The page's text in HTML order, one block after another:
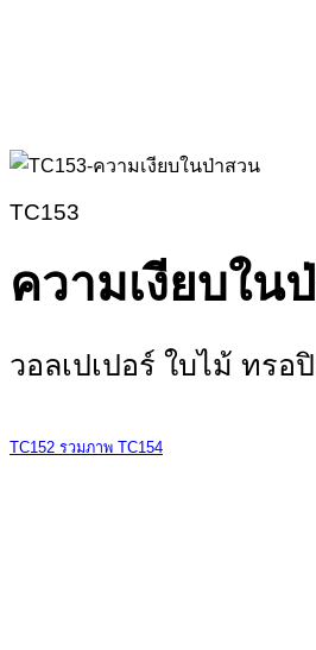
TC153
ความเงียบใน
วอลเปเปอร์ ใบไม้ ทรอ
TC152 รวมภาพ TC154